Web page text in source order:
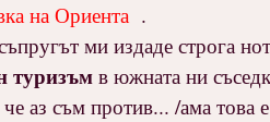
на Ориента .
ми издаде строга
туризъм в южната ни
аз съм против... /ама това